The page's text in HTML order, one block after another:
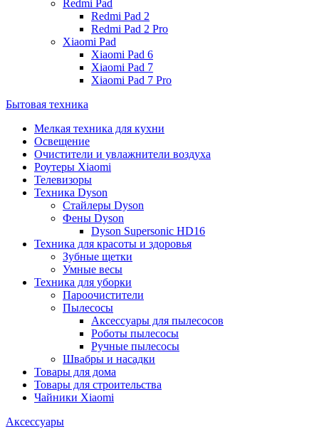
Redmi Pad
Redmi Pad 2
Redmi Pad 2 Pro
Xiaomi Pad
Xiaomi Pad 6
Xiaomi Pad 7
Xiaomi Pad 7 Pro
Бытовая техника
Мелкая техника для кухни
Освещение
Очистители и увлажнители воздуха
Роутеры Xiaomi
Телевизоры
Техника Dyson
Стайлеры Dyson
Фены Dyson
Dyson Supersonic HD16
Техника для красоты и здоровья
Зубные щетки
Умные весы
Техника для уборки
Пароочистители
Пылесосы
Аксессуары для пылесосов
Роботы пылесосы
Ручные пылесосы
Швабры и насадки
Товары для дома
Товары для строительства
Чайники Xiaomi
Аксессуары